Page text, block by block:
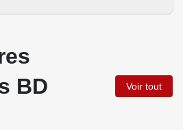
BD
Voir tout